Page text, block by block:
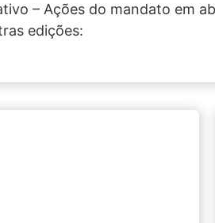
– Ações do mandato em
edições: